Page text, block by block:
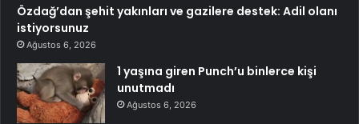
Özdağ’dan şehit yakınları ve gazilere destek: Adil olanı
istiyorsunuz
Ağustos 6, 2026
1 yaşına giren Punch’u binlerce kişi
unutmadı
Ağustos 6, 2026